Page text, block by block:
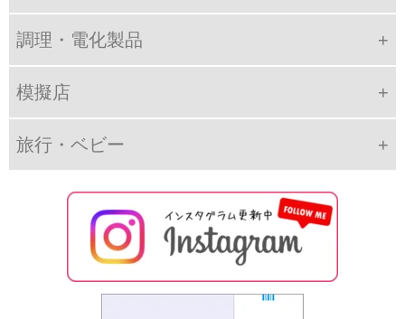
調理・電化製品
模擬店
旅行・ベビー